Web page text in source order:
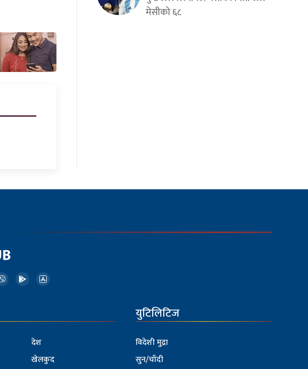
मेसीको ६८
देश
खेलकुद
युटिलिटिज
विदेशी मुद्रा
सुन/चाँदी